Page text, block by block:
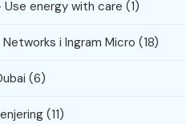
Use energy with care (1)
i Ingram Micro (18)
(6)
(11)